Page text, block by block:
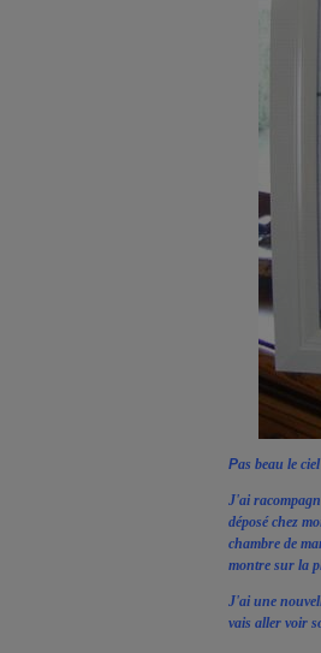
Pas beau le
J'ai
déposé chez
chambre de
montre sur la
J'ai une
vais aller voir